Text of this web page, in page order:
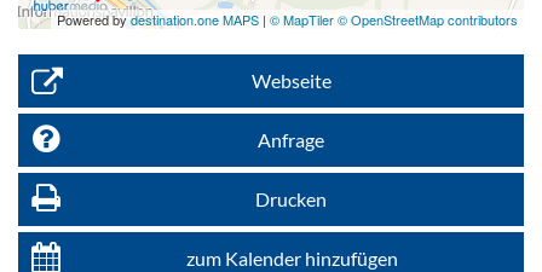
Powered bydestination.one MAPS | © MapTiler © OpenStreetMap contributors
Webseite
Anfrage
Drucken
zum Kalender hinzufügen